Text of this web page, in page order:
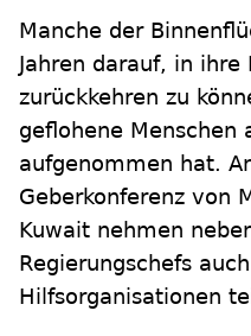
Manche der
Jahren darauf, in
zurückkehren zu
geflohene Menschen
aufgenommen hat.
Geberkonferenz von
Kuwait nehmen
Regierungschefs
Hilfsorganisationen